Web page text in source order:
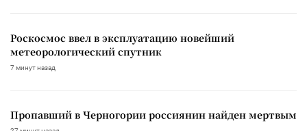
Роскосмос ввел в эксплуатацию новейший
метеорологический спутник
7 минут назад
Пропавший в Черногории россиянин найден мертвым